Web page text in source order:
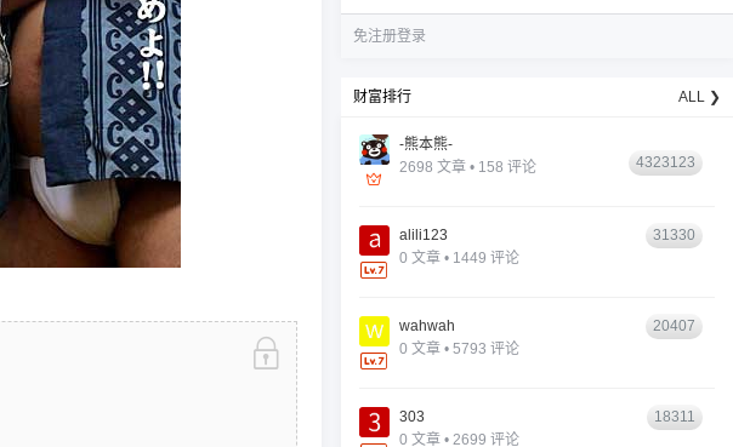
免注册登录
财富排行 ALL ❯
-熊本熊-
2698 文章 • 158 评论
4323123
alili123
0 文章 • 1449 评论
31330
wahwah
0 文章 • 5793 评论
20407
303
0 文章 • 2699 评论
18311